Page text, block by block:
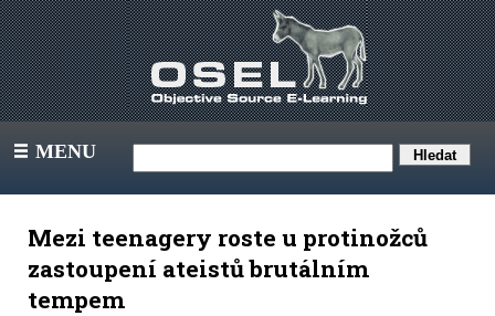
III MENU
Mezi teenagery roste u protinožců
zastoupení ateistů brutálním
tempem